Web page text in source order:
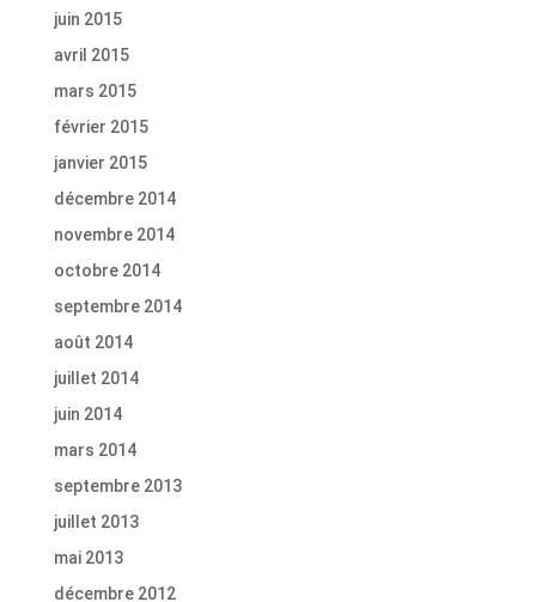
juin 2015
avril 2015
mars 2015
février 2015
janvier 2015
décembre 2014
novembre 2014
octobre 2014
septembre 2014
août 2014
juillet 2014
juin 2014
mars 2014
septembre 2013
juillet 2013
mai 2013
décembre 2012